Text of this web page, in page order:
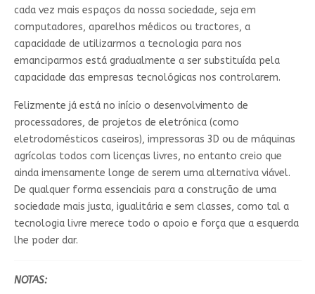
cada vez mais espaços da nossa sociedade, seja em
computadores, aparelhos médicos ou tractores, a
capacidade de utilizarmos a tecnologia para nos
emanciparmos está gradualmente a ser substituída pela
capacidade das empresas tecnológicas nos controlarem.
Felizmente já está no início o desenvolvimento de
processadores, de projetos de eletrónica (como
eletrodomésticos caseiros), impressoras 3D ou de máquinas
agrícolas todos com licenças livres, no entanto creio que
ainda imensamente longe de serem uma alternativa viável.
De qualquer forma essenciais para a construção de uma
sociedade mais justa, igualitária e sem classes, como tal a
tecnologia livre merece todo o apoio e força que a esquerda
lhe poder dar.
NOTAS: